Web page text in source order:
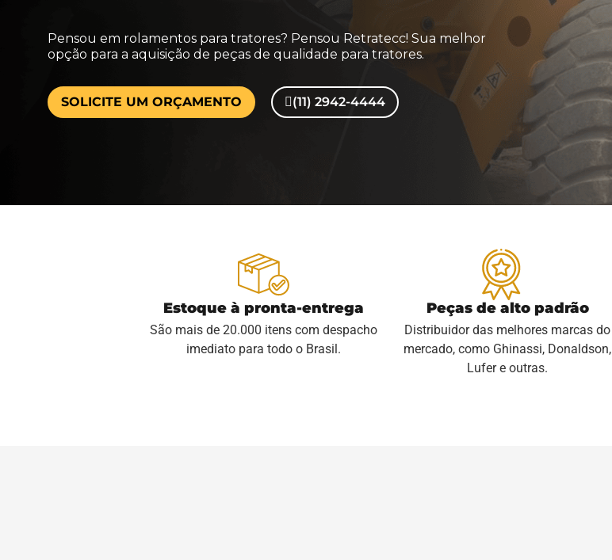
Pensou em rolamentos para tratores? Pensou Retratecc! Sua melhor
opção para a aquisição de peças de qualidade para tratores.
SOLICITE UM ORÇAMENTO (11) 2942-4444
Estoque à pronta-entrega
São mais de 20.000 itens com despacho
imediato para todo o Brasil.
Peças de alto padrão
Distribuidor das melhores marcas do
mercado, como Ghinassi, Donaldson,
Lufer e outras.